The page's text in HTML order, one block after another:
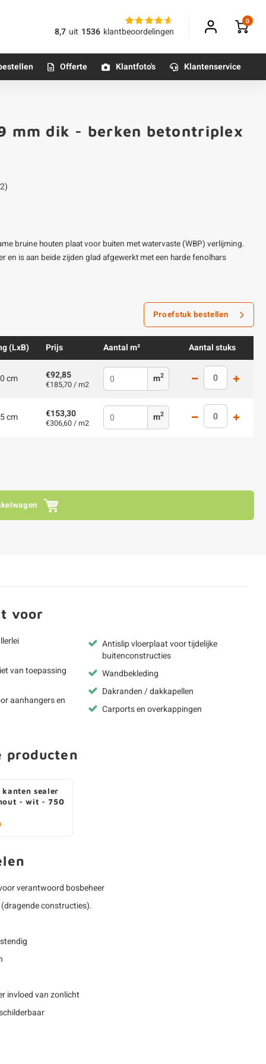
8,7 uit 1536 klantbeoordelingen
0
Betonmortels
Alle poten & onderstellen
Offerte Klantfoto's Klantenservice
mm dik - berken betontriplex
bruine houten plaat voor buiten met watervaste (WBP) verlijming.
en is aan beide zijden glad afgewerkt met een harde fenolhars
Proefstuk bestellen
(LxB) Prijs Aantal m² Aantal stuks
cm €92,85
€185,70 / m2 m2
cm €153,30
€306,60 / m2 m2
voor
van toepassing
aanhangers en
Antislip vloerplaat voor tijdelijke
buitenconstructies
Wandbekleding
Dakranden / dakkapellen
Carports en overkappingen
producten
kanten sealer
- wit - 750
verantwoord bosbeheer
constructies).
invloed van zonlicht